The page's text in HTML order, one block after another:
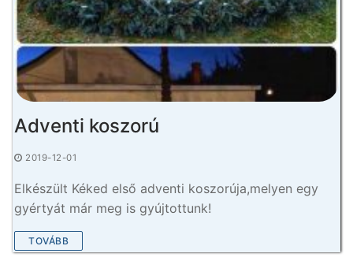
Adventi koszorú
2019-12-01
Elkészült Kéked első adventi koszorúja,melyen egy
gyértyát már meg is gyújtottunk!
TOVÁBB